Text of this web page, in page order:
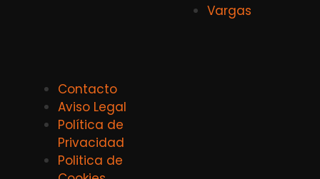
Vargas
Contacto
Aviso Legal
Política de
Privacidad
Politica de